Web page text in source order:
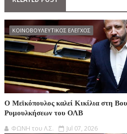
ΚΟΙΝΟΒΟΥΛΕΥΤΙΚΟΣ ΕΛΕΓΧΟΣ
Ο Μεϊκόπουλος καλεί Κικίλια στη
Ρυμουλκήσεων του ΟΛΒ
ΦΩΝΗ του Λ.Σ. Jul 07, 2026